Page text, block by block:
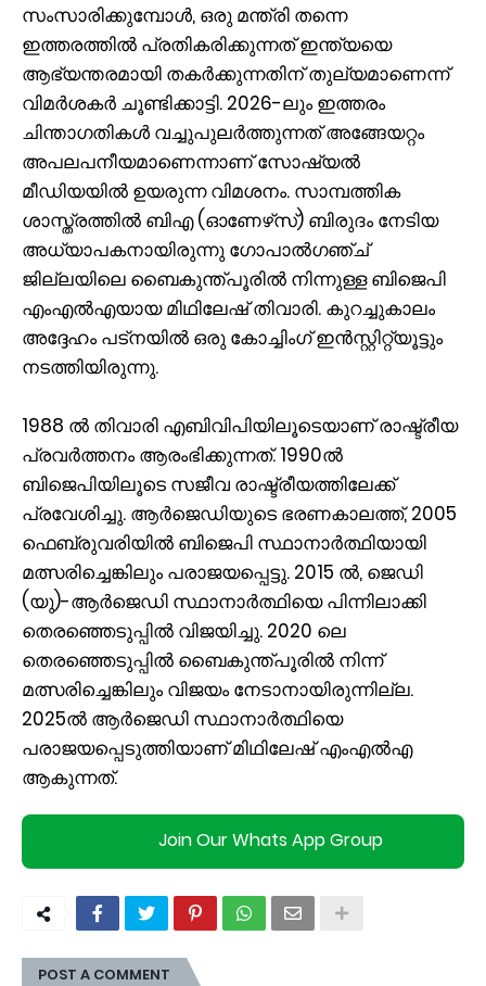
സംസാരിക്കുമ്പോൾ, ഒരു മന്ത്രി തന്നെ
ഇത്തരത്തിൽ പ്രതികരിക്കുന്നത് ഇന്ത്യയെ
ആഭ്യന്തരമായി തകർക്കുന്നതിന് തുല്യമാണെന്ന്
വിമർശകർ ചൂണ്ടിക്കാട്ടി. 2026-ലും ഇത്തരം
ചിന്താഗതികൾ വച്ചുപുലർത്തുന്നത് അങ്ങേയറ്റം
അപലപനീയമാണെന്നാണ് സോഷ്യൽ
മീഡിയയിൽ ഉയരുന്ന വിമ‍ശനം. സാമ്പത്തിക
ശാസ്ത്രത്തിൽ ബിഎ (ഓണേഴ്‌സ്) ബിരുദം നേടിയ
അധ്യാപകനായിരുന്നു ഗോപാൽഗഞ്ച്
ജില്ലയിലെ ബൈകുന്ത്പൂരിൽ നിന്നുള്ള ബിജെപി
എംഎൽഎയായ മിഥിലേഷ് തിവാരി. കുറച്ചുകാലം
അദ്ദേഹം പട്‌നയിൽ ഒരു കോച്ചിംഗ് ഇൻസ്റ്റിറ്റ്യൂട്ടും
നടത്തിയിരുന്നു.
1988 ൽ തിവാരി എബിവിപിയിലൂടെയാണ് രാഷ്ട്രീയ
പ്രവർത്തനം ആരംഭിക്കുന്നത്. 1990ൽ
ബിജെപിയിലൂടെ സജീവ രാഷ്ട്രീയത്തിലേക്ക്
പ്രവേശിച്ചു. ആർജെഡിയുടെ ഭരണകാലത്ത്, 2005
ഫെബ്രുവരിയിൽ ബിജെപി സ്ഥാനാർത്ഥിയായി
മത്സരിച്ചെങ്കിലും പരാജയപ്പെട്ടു. 2015 ൽ, ജെഡി
(യു)-ആർജെഡി സ്ഥാനാർത്ഥിയെ പിന്നിലാക്കി
തെരഞ്ഞെടുപ്പിൽ വിജയിച്ചു. 2020 ലെ
തെരഞ്ഞെടുപ്പിൽ ബൈകുന്ത്പൂരിൽ നിന്ന്
മത്സരിച്ചെങ്കിലും വിജയം നേടാനായിരുന്നില്ല.
2025ൽ ആർജെഡി സ്ഥാനാർത്ഥിയെ
പരാജയപ്പെടുത്തിയാണ് മിഥിലേഷ് എംഎൽഎ
ആകുന്നത്.
Join Our Whats App Group
POST A COMMENT